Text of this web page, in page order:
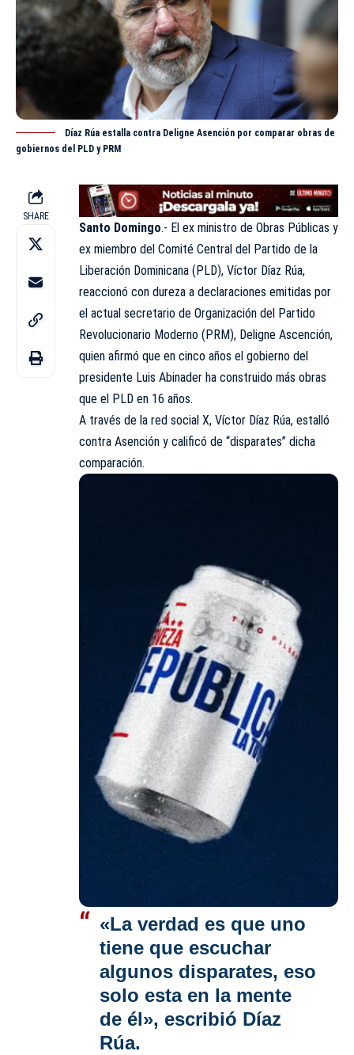
Díaz Rúa estalla contra Deligne Asención por comparar obras de
gobiernos del PLD y PRM
SHARE
Santo Domingo.- El ex ministro de Obras Públicas y
ex miembro del Comité Central del Partido de la
Liberación Dominicana (PLD), Víctor Díaz Rúa,
reaccionó con dureza a declaraciones emitidas por
el actual secretario de Organización del Partido
Revolucionario Moderno (PRM), Deligne Ascención,
quien afirmó que en cinco años el gobierno del
presidente Luis Abinader ha construido más obras
que el PLD en 16 años.
A través de la red social X, Víctor Díaz Rúa, estalló
contra Asención y calificó de “disparates” dicha
comparación.
«La verdad es que uno
tiene que escuchar
algunos disparates, eso
solo esta en la mente
de él», escribió Díaz
Rúa.